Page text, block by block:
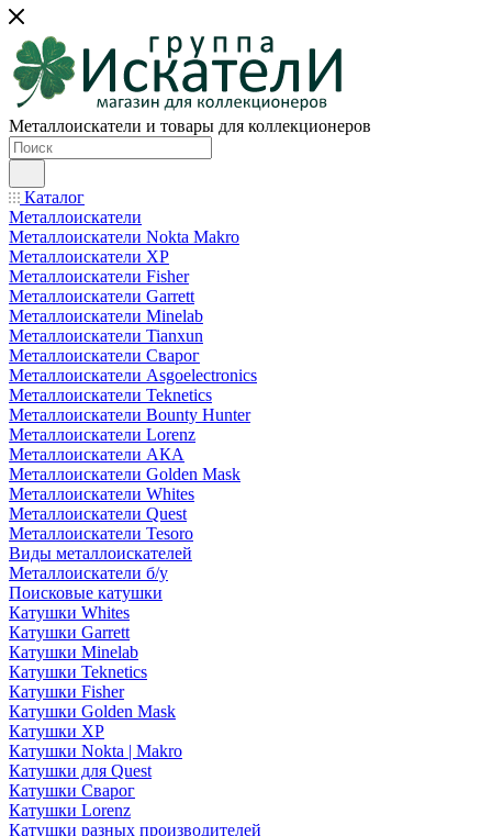
Металлоискатели и товары для коллекционеров
Каталог
Металлоискатели
Металлоискатели Nokta Makro
Металлоискатели XP
Металлоискатели Fisher
Металлоискатели Garrett
Металлоискатели Minelab
Металлоискатели Tianxun
Металлоискатели Сварог
Металлоискатели Asgoelectronics
Металлоискатели Teknetics
Металлоискатели Bounty Hunter
Металлоискатели Lorenz
Металлоискатели АКА
Металлоискатели Golden Mask
Металлоискатели Whites
Металлоискатели Quest
Металлоискатели Tesoro
Виды металлоискателей
Металлоискатели б/у
Поисковые катушки
Катушки Whites
Катушки Garrett
Катушки Minelab
Катушки Teknetics
Катушки Fisher
Катушки Golden Mask
Катушки XP
Катушки Nokta | Makro
Катушки для Quest
Катушки Сварог
Катушки Lorenz
Катушки разных производителей